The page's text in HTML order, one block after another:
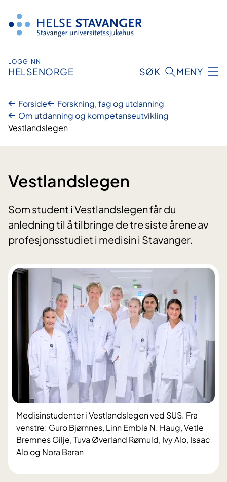
innhold
LOGG INN
HELSENORGE SØK MENY
Forside
Forskning, fag og utdanning
Om utdanning og kompetanseutvikling
Vestlandslegen
Vestlandslegen
Som student i Vestlandslegen får du
anledning til å tilbringe de tre siste årene av
profesjonsstudiet i medisin i Stavanger.
Medisinstudenter i Vestlandslegen ved SUS. Fra
venstre: Guro Bjørnnes, Linn Embla N. Haug, Vetle
Bremnes Gilje, Tuva Øverland Rømuld, Ivy Alo, Isaac
Alo og Nora Baran